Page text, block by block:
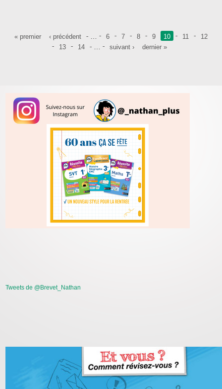
Pages
« premier ‹ précédent 6 7 8 9 10 11
12
13
14 suivant › dernier »
Tweets de @Brevet_Nathan